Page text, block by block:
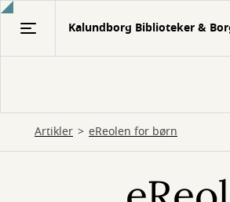
Gå
Kalundborg Biblioteker &
Artikler eReolen for børn